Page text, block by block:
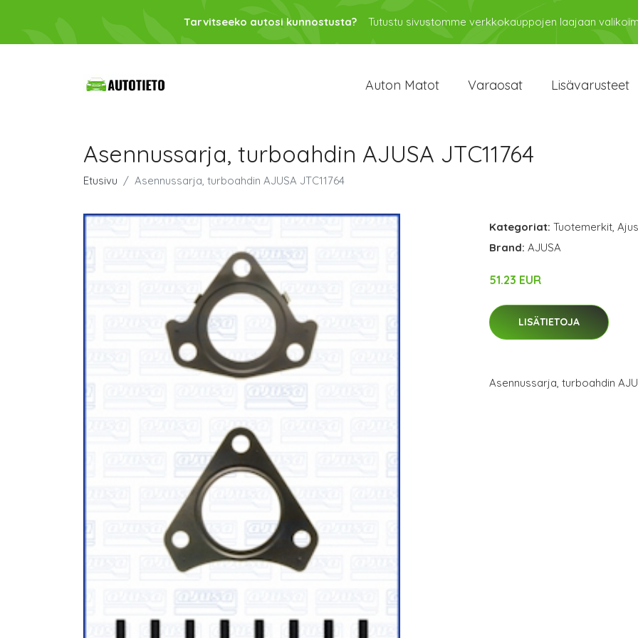
Tarvitseeko autosi kunnostusta? Tutustu sivustomme verkkokauppojen laajaan
Auton Matot Varaosat Lisävarusteet
Asennussarja, turboahdin AJUSA JTC11764
Etusivu Asennussarja, turboahdin AJUSA JTC11764
Kategoriat: Tuotemerkit,
Brand: AJUSA
51.23 EUR
LISÄTIETOJA
Asennussarja, turboahdin